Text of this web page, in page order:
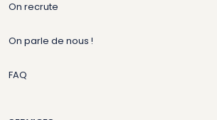
On recrute
On parle de nous !
FAQ